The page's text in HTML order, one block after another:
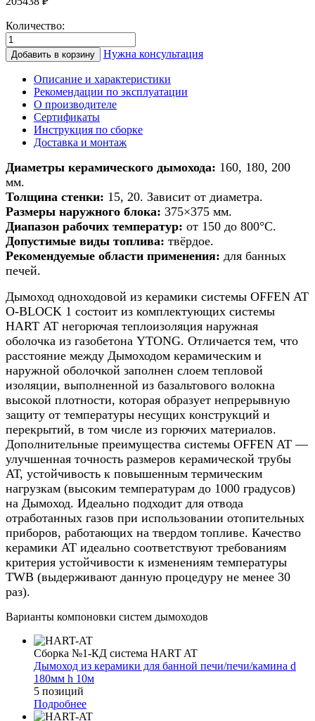
Количество:
Количество
товара
Дымоход
керамики
банной
печи/
печи/
камина
d
160мм
h
12м
Добавить в корзину Нужна консультация
Описание и характеристики
Рекомендации по эксплуатации
О производителе
Сертификаты
Инструкция по сборке
Доставка и монтаж
Диаметры керамического дымохода: 160, 180, 200
мм.
Толщина стенки: 15, 20. Зависит от диаметра.
Размеры наружного блока: 375×375 мм.
Диапазон рабочих температур: от 150 до 800°С.
Допустимые виды топлива: твёрдое.
Рекомендуемые области применения: для банных
печей.
Дымоход одноходовой из керамики системы OFFEN AT
O-BLOCK 1 состоит из комплектующих системы
HART АТ негорючая теплоизоляция наружная
оболочка из газобетона YTONG. Отличается тем, что
расстояние между Дымоходом керамическим и
наружной оболочкой заполнен слоем тепловой
изоляции, выполненной из базальтового волокна
высокой плотности, которая образует непрерывную
защиту от температуры несущих конструкций и
перекрытий, в том числе из горючих материалов.
Дополнительные преимущества системы OFFEN AT —
улучшенная точность размеров керамической трубы
АТ, устойчивость к повышенным термическим
нагрузкам (высоким температурам до 1000 градусов)
на Дымоход. Идеально подходит для отвода
отработанных газов при использовании отопительных
приборов, работающих на твердом топливе. Качество
керамики АТ идеально соответствуют требованиям
критерия устойчивости к изменениям температуры
TWB (выдерживают данную процедуру не менее 30
раз).
Варианты компоновки систем дымоходов
Сборка №1-КД система HART AT
Дымоход из керамики для банной печи/печи/камина d
180мм h 10м
5 позиций
Подробнее